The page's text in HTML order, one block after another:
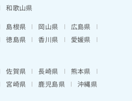
和歌山県
島根県 岡山県
広島県
徳島県 香川県
愛媛県
佐賀県 長崎県
熊本県
宮崎県 鹿児島県 沖縄県